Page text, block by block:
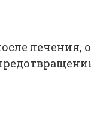
лечения,